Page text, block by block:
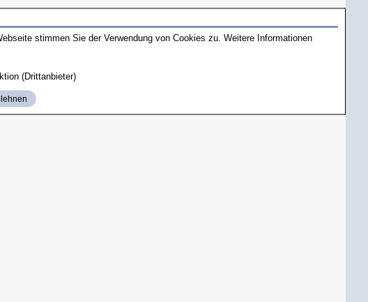
stimmen Sie der Verwendung von Cookies zu. Weitere Informationen
(Drittanbieter)